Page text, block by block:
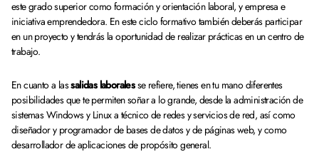
este grado superior como formación y orientación laboral, y empresa e
iniciativa emprendedora. En este ciclo formativo también deberás participar
en un proyecto y tendrás la oportunidad de realizar prácticas en un centro de
trabajo.
En cuanto a lassalidas laboralesse refiere, tienes en tu mano diferentes
posibilidades que te permiten soñar a lo grande, desde la administración de
sistemas Windows y Linux a técnico de redes y servicios de red, así como
diseñador y programador de bases de datos y de páginas web, y como
desarrollador de aplicaciones de propósito general.